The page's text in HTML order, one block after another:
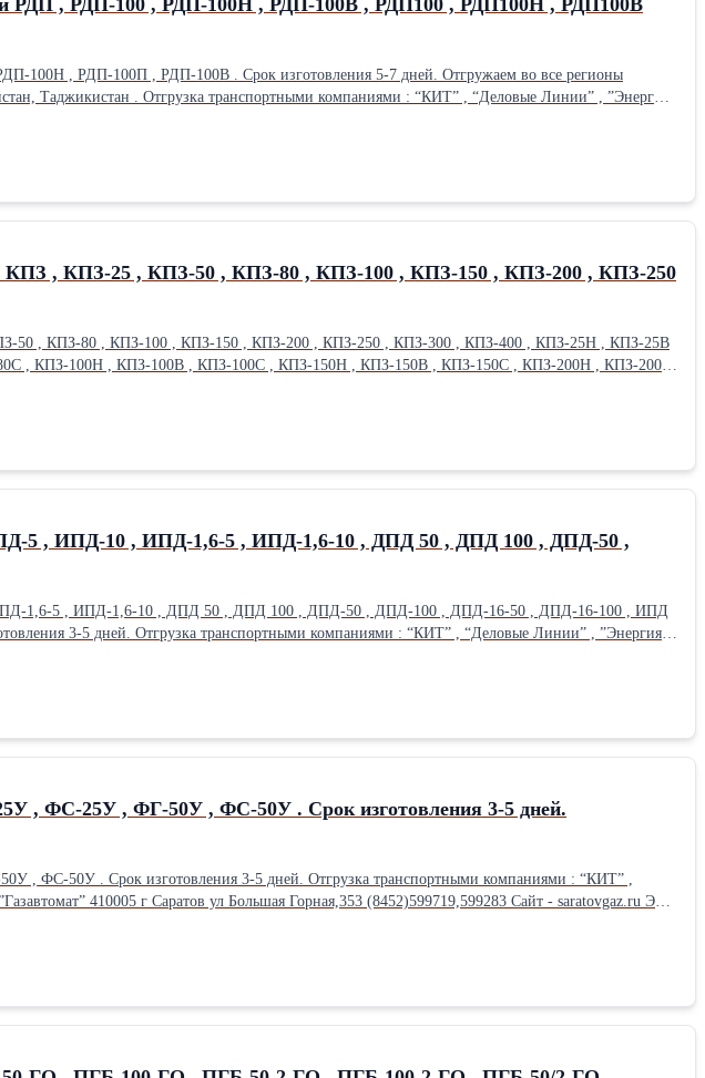
5-7 дней. Отгружаем во все регионы
Таджикистан . Отгрузка транспортными компаниями : “КИТ” , “Деловые Линии” , ”Энергия”
КПЗ , КПЗ-25 , КПЗ-50 , КПЗ-80 , КПЗ-100 , КПЗ-150 , КПЗ-200 , КПЗ-250
50 , КПЗ-80 , КПЗ-100 , КПЗ-150 , КПЗ-200 , КПЗ-250 , КПЗ-300 , КПЗ-400 , КПЗ-25Н , КПЗ-25В
, КПЗ-100Н , КПЗ-100В , КПЗ-100С , КПЗ-150Н , КПЗ-150В , КПЗ-150С , КПЗ-200Н , КПЗ-200В
300С , КПЗ-400Н , КПЗ-400В , КПЗ-400С. Срок изготовления 3-5 дней. Отгрузка
410005 г Саратов ул Большая Горная,353
5 , ИПД-10 , ИПД-1,6-5 , ИПД-1,6-10 , ДПД 50 , ДПД 100 , ДПД-50 ,
1,6-5 , ИПД-1,6-10 , ДПД 50 , ДПД 100 , ДПД-50 , ДПД-100 , ДПД-16-50 , ДПД-16-100 , ИПД
3-5 дней. Отгрузка транспортными компаниями : “КИТ” , “Деловые Линии” , ”Энергия” ,
, ФС-25У , ФГ-50У , ФС-50У . Срок изготовления 3-5 дней.
, ФС-50У . Срок изготовления 3-5 дней. Отгрузка транспортными компаниями : “КИТ” ,